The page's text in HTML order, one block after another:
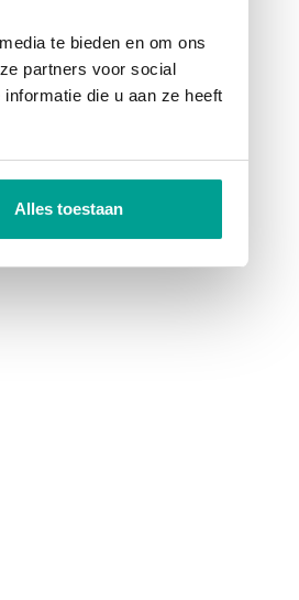
te bieden en om ons
partners voor social
die u aan ze heeft
Alles toestaan